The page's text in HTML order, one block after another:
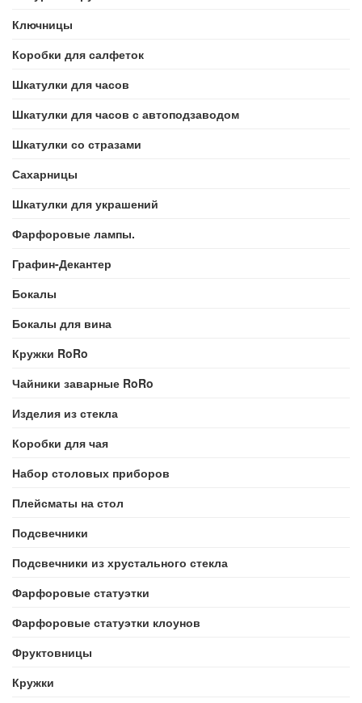
Ключницы
Коробки для салфеток
Шкатулки для часов
Шкатулки для часов с автоподзаводом
Шкатулки со стразами
Сахарницы
Шкатулки для украшений
Фарфоровые лампы.
Графин-Декантер
Бокалы
Бокалы для вина
Кружки RoRo
Чайники заварные RoRo
Изделия из стекла
Коробки для чая
Набор столовых приборов
Плейсматы на стол
Подсвечники
Подсвечники из хрустального стекла
Фарфоровые статуэтки
Фарфоровые статуэтки клоунов
Фруктовницы
Кружки